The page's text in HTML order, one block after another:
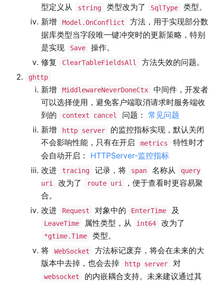
型定义从
string 类型改为了 SqlType
类型。
新增
Model.OnConflict
方法，用于实现部分数
据库类型当字段唯一键冲突时的更新策略，特别
是实现
Save
操作。
修复
ClearTableFieldsAll 方法失效的问题。
ghttp
新增 MiddlewareNeverDoneCtx
中间件，开发者
可以选择使用，避免客户端取消请求时服务端收
到的
context cancel 问题： 常见问题
新增
http server
的监控指标实现，默认关闭
不会影响性能，只有在开启
metrics
特性时才
会自动开启： HTTPServer-监控指标
改进
tracing 记录，将 span 名称从
query
uri
改为了 route uri
，便于查看时更容易聚
合。
改进
Request 对象中的 EnterTime 及
LeaveTime 属性类型，从 int64 改为了
*gtime.Time
类型。
将
WebSocket
方法标记废弃，将会在未来的大
版本中去掉，也会去掉
http server 对
websocket
的内嵌耦合支持。未来建议通过其